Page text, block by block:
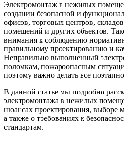
Электромонтаж в нежилых
создании безопасной и
офисов, торговых центров,
помещений и других объектов.
внимания к соблюдению
правильному проектированию и
Неправильно выполненный
поломкам, пожароопасным
поэтому важно делать все
В данной статье мы подробно
электромонтажа в нежилых
нюансах проектирования, выборе
а также о требованиях к
стандартам.